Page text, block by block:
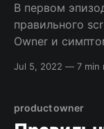
В первом
правильного
Owner и
ситуацию со стороны
что выглядит
Jul 5, 2022 — 7 min
product owner